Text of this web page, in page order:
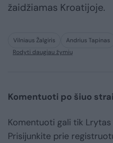
žaidžiamas Kroatijoje.
Vilniaus Žalgiris Andrius Tapinas
Rodyti daugiau žymių
Komentuoti po šiuo
Komentuoti gali tik
Prisijunkite prie